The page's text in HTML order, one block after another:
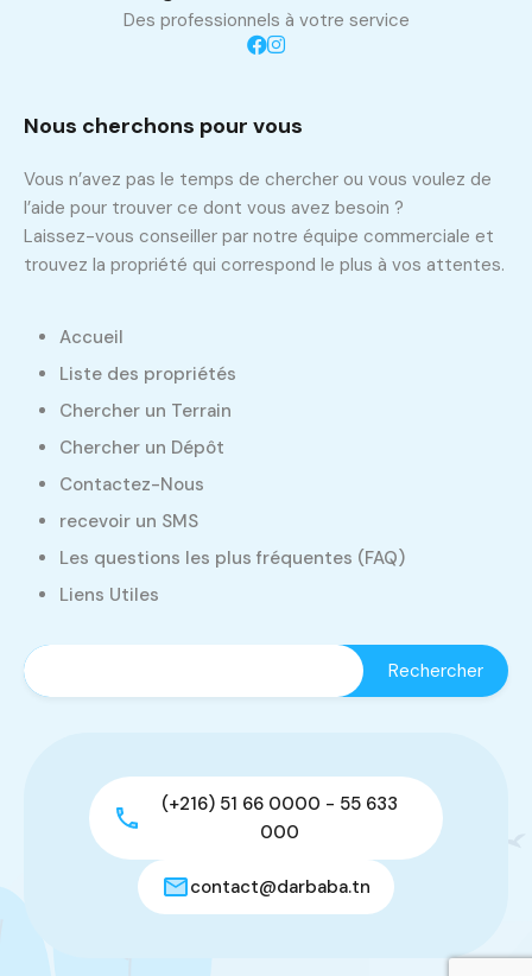
Des professionnels à votre service
Nous cherchons pour vous
Vous n’avez pas le temps de chercher ou vous voulez de
l’aide pour trouver ce dont vous avez besoin ?
Laissez-vous conseiller par notre équipe commerciale et
trouvez la propriété qui correspond le plus à vos attentes.
Accueil
Liste des propriétés
Chercher un Terrain
Chercher un Dépôt
Contactez-Nous
recevoir un SMS
Les questions les plus fréquentes (FAQ)
Liens Utiles
(+216) 51 66 0000 - 55 633
000
contact@darbaba.tn